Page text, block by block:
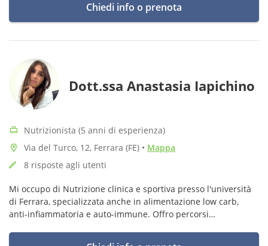
Chiedi info o prenota
Dott.ssa Anastasia Iapichino
Nutrizionista (5 anni di esperienza)
Via del Turco, 12, Ferrara (FE) • Mappa
8 risposte agli utenti
Mi occupo di Nutrizione clinica e sportiva presso l'università
di Ferrara, specializzata anche in alimentazione low carb,
anti-infiammatoria e auto-immune. Offro percorsi